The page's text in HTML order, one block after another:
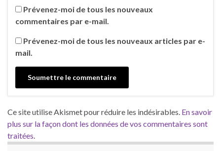
Prévenez-moi de tous les nouveaux
commentaires par e-mail.
Prévenez-moi de tous les nouveaux articles par e-
mail.
Ce site utilise Akismet pour réduire les indésirables. En savoir
plus sur la façon dont les données de vos commentaires sont
traitées